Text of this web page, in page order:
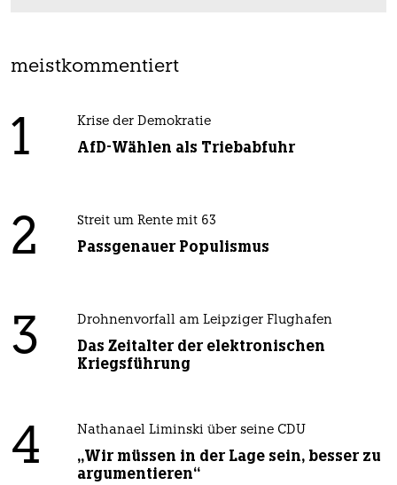
meistkommentiert
1 Krise der Demokratie
AfD-Wählen als Triebabfuhr
2 Streit um Rente mit 63
Passgenauer Populismus
3 Drohnenvorfall am Leipziger Flughafen
Das Zeitalter der elektronischen
Kriegsführung
4 Nathanael Liminski über seine CDU
„Wir müssen in der Lage sein, besser zu
argumentieren“